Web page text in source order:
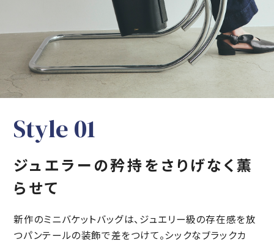
Style01
ジュエラーの矜持をさりげなく薫
らせて
新作のミニバケットバッグは、ジュエリー級の存在感を放
つパンテールの装飾で差をつけて。シックなブラックカ